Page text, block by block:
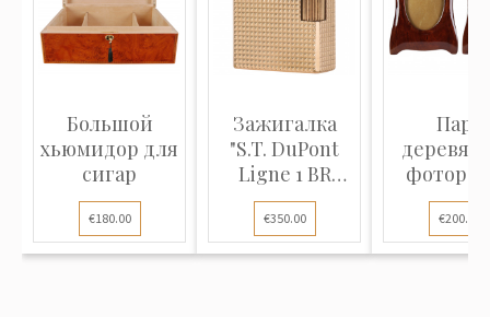
Большой
хьюмидор для
сигар
€180.00
Зажигалка
"S.T. DuPont
Ligne 1 BR
Small, Gold...
€350.00
Пара
€200.00